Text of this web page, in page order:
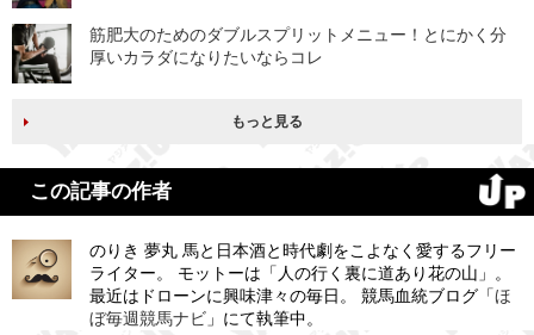
筋肥大のためのダブルスプリットメニュー！とにかく分
厚いカラダになりたいならコレ
もっと見る
この記事の作者
のりき 夢丸 馬と日本酒と時代劇をこよなく愛するフリー
ライター。 モットーは「人の行く裏に道あり花の山」。
最近はドローンに興味津々の毎日。 競馬血統ブログ「ほ
ぼ毎週競馬ナビ 」にて執筆中。